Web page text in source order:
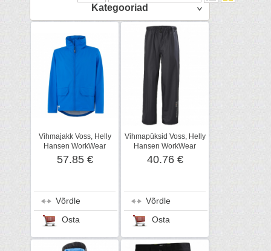
Kategooriad
Vihmajakk Voss, Helly
Hansen WorkWear
57.85 €
Võrdle
Osta
Vihmapüksid Voss, Helly
Hansen WorkWear
40.76 €
Võrdle
Osta